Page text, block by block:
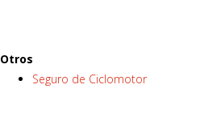
Otros
Seguro de Ciclomotor